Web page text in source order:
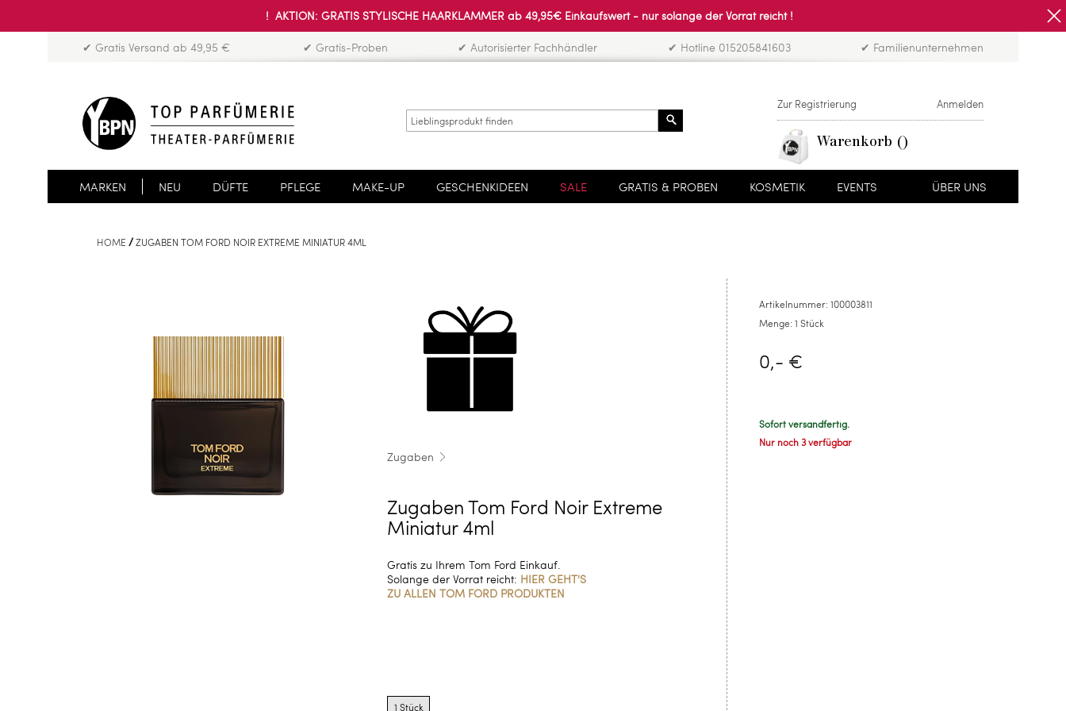
! AKTION: GRATIS STYLISCHE HAARKLAMMER ab 49,95€ Einkaufswert - nur solange der Vorrat reicht !
✔ Gratis Versand ab 49,95 € ✔ Gratis-Proben ✔ Autorisierter Fachhändler ✔ Hotline 015205841603 ✔ Familienunternehmen
Zur Registrierung Anmelden
Warenkorb
MARKEN NEU DÜFTE PFLEGE MAKE-UP GESCHENKIDEEN SALE GRATIS & PROBEN KOSMETIK EVENTS ÜBER UNS
HOME ZUGABEN TOM FORD NOIR EXTREME MINIATUR 4ML
Zugaben
Zugaben Tom Ford Noir Extreme
Miniatur 4ml
Gratis zu Ihrem Tom Ford Einkauf.
Solange der Vorrat reicht: HIER GEHT'S
ZU ALLEN TOM FORD PRODUKTEN
options
1 Stück
Artikelnummer: 100003811
Menge: 1 Stück
0,- €
Sofort versandfertig.
Nur noch 3 verfügbar